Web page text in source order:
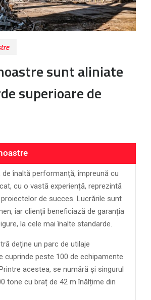
sunt aliniate
superioare de
de înaltă performanță, împreună cu
cu o vastă experiență, reprezintă
de succes. Lucrările sunt
iar clienții beneficiază de garanția
la cele mai înalte standarde.
deține un parc de utilaje
cuprinde peste 100 de echipamente
acestea, se numără și singurul
tone cu braț de 42 m înălțime din